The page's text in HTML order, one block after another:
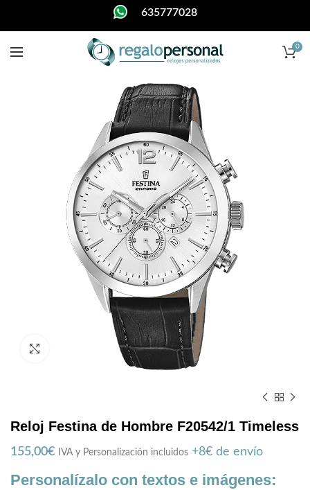
635777028
0
Reloj Festina de Hombre F20542/1 Timeless
155,00€ IVA y Personalización incluidos +8€ de envío
Personalízalo con textos e imágenes: